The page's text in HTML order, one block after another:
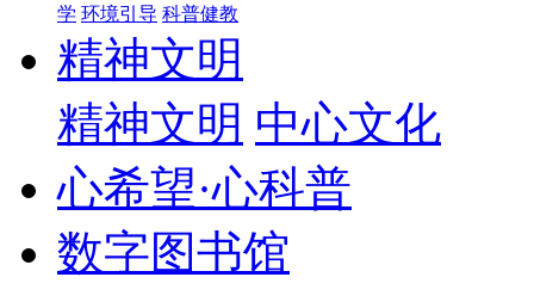
学 环境引导 科普健教
精神文明
精神文明 中心文化
心希望·心科普
数字图书馆